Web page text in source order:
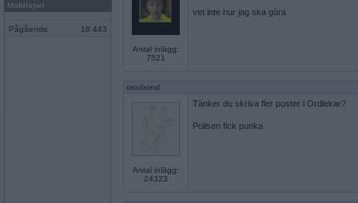
Mobilspel
Pågående 18 443
Antal inlägg:
7521
vet inte hur jag ska göra
onobond
Antal inlägg:
24323
Tänker du skriva fler poster i Ordlekar?
Polisen fick punka